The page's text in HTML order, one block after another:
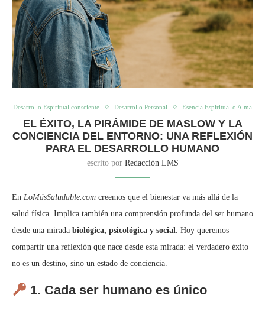
Desarrollo Espiritual consciente Desarrollo Personal Esencia Espiritual o Alma
EL ÉXITO, LA PIRÁMIDE DE MASLOW Y LA
CONCIENCIA DEL ENTORNO: UNA REFLEXIÓN
PARA EL DESARROLLO HUMANO
escrito por Redacción LMS
En LoMásSaludable.com creemos que el bienestar va más allá de la
salud física. Implica también una comprensión profunda del ser humano
desde una mirada biológica, psicológica y social . Hoy queremos
compartir una reflexión que nace desde esta mirada: el verdadero éxito
no es un destino, sino un estado de conciencia.
1. Cada ser humano es único